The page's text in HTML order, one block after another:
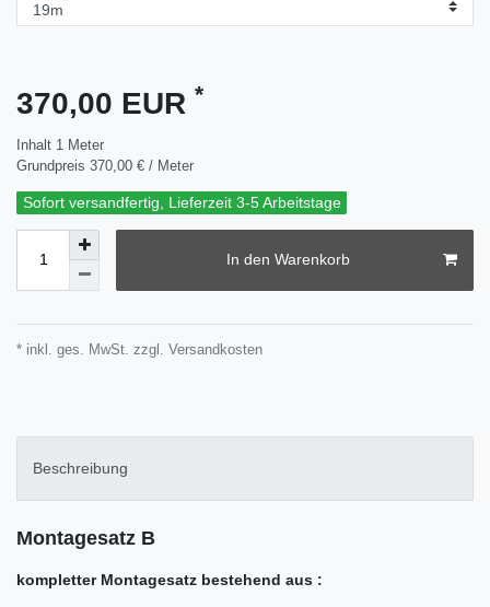
370,00 EUR *
Inhalt 1 Meter
Grundpreis 370,00 € / Meter
Sofort versandfertig, Lieferzeit 3-5 Arbeitstage
In den Warenkorb
* inkl. ges. MwSt. zzgl. Versandkosten
Beschreibung
Montagesatz B
kompletter Montagesatz bestehend aus :